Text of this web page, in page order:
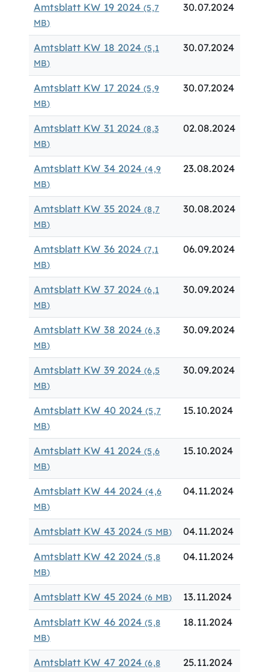
Amtsblatt KW 19 2024(5,7
MB)
30.07.2024
Amtsblatt KW 18 2024(5,1
MB)
30.07.2024
Amtsblatt KW 17 2024(5,9
MB)
30.07.2024
Amtsblatt KW 31 2024(8,3
MB)
02.08.2024
Amtsblatt KW 34 2024(4,9
MB)
23.08.2024
Amtsblatt KW 35 2024(8,7
MB)
30.08.2024
Amtsblatt KW 36 2024(7,1
MB)
06.09.2024
Amtsblatt KW 37 2024(6,1
MB)
30.09.2024
Amtsblatt KW 38 2024(6,3
MB)
30.09.2024
Amtsblatt KW 39 2024(6,5
MB)
30.09.2024
Amtsblatt KW 40 2024(5,7
MB)
15.10.2024
Amtsblatt KW 41 2024(5,6
MB)
15.10.2024
Amtsblatt KW 44 2024(4,6
MB)
04.11.2024
Amtsblatt KW 43 2024(5 MB) 04.11.2024
Amtsblatt KW 42 2024(5,8
MB)
04.11.2024
Amtsblatt KW 45 2024(6 MB) 13.11.2024
Amtsblatt KW 46 2024(5,8
MB)
18.11.2024
Amtsblatt KW 47 2024(6,8
25.11.2024